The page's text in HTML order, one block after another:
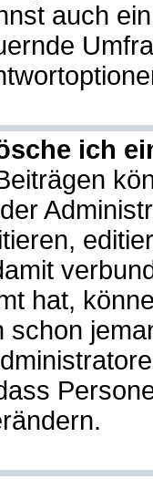
auch
ich
hat,
schon